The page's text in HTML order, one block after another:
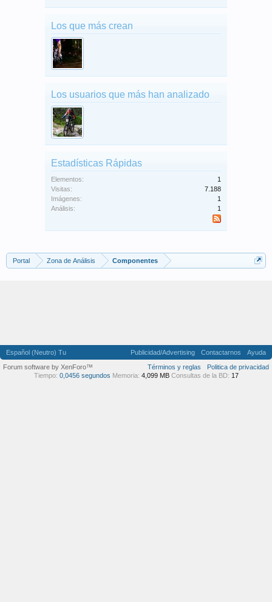
Los que más crean
Los usuarios que más han analizado
Estadísticas Rápidas
Elementos:
1
Visitas:
7.188
Imágenes:
1
Análisis:
1
Portal Zona de Análisis Componentes
Español (Neutro) Tu Publicidad/Advertising Contactarnos
Ayuda
Términos y reglas
Politica de privacidad
Forum software by XenForo™
Tiempo: 0,0456 segundos Memoria: 4,099 MB Consultas de la BD: 17